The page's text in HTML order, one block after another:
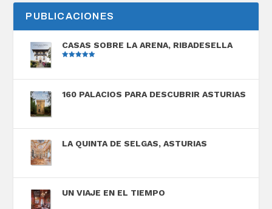
PUBLICACIONES
CASAS SOBRE LA ARENA, RIBADESELLA
5
160 PALACIOS PARA DESCUBRIR ASTURIAS
LA QUINTA DE SELGAS, ASTURIAS
UN VIAJE EN EL TIEMPO